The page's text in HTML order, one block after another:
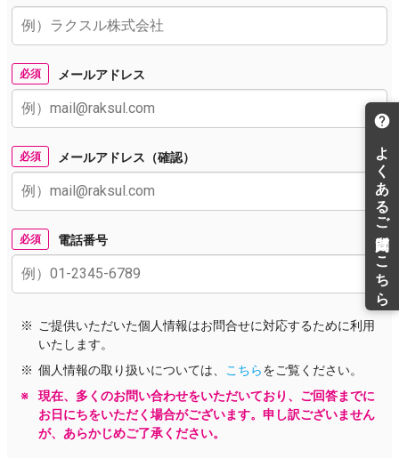
必須 メールアドレス
必須 メールアドレス（確認）
必須 電話番号
ご提供いただいた個人情報はお問合せに対応するために利用
いたします。
個人情報の取り扱いについては、
こちらをご覧ください。
現在、多くのお問い合わせをいただいており、ご回答までに
お日にちをいただく場合がございます。申し訳ございません
が、あらかじめご了承ください。